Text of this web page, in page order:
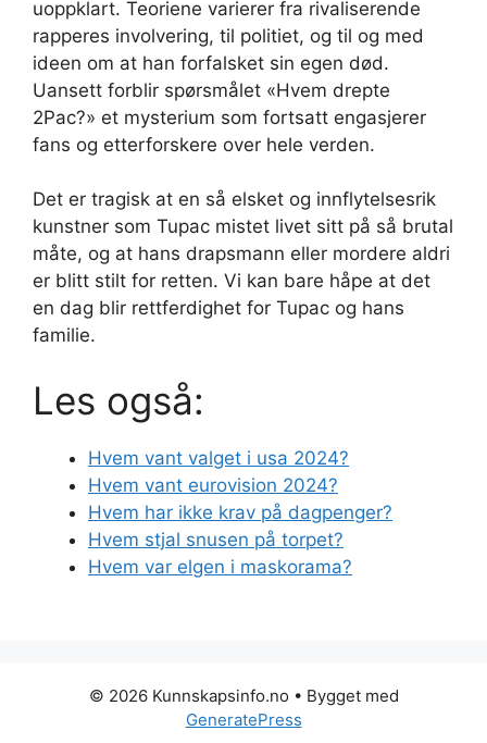
uoppklart. Teoriene varierer fra rivaliserende
rapperes involvering, til politiet, og til og med
ideen om at han forfalsket sin egen død.
Uansett forblir spørsmålet «Hvem drepte
2Pac?» et mysterium som fortsatt engasjerer
fans og etterforskere over hele verden.
Det er tragisk at en så elsket og innflytelsesrik
kunstner som Tupac mistet livet sitt på så brutal
måte, og at hans drapsmann eller mordere aldri
er blitt stilt for retten. Vi kan bare håpe at det
en dag blir rettferdighet for Tupac og hans
familie.
Les også:
Hvem vant valget i usa 2024?
Hvem vant eurovision 2024?
Hvem har ikke krav på dagpenger?
Hvem stjal snusen på torpet?
Hvem var elgen i maskorama?
© 2026 Kunnskapsinfo.no • Bygget med
GeneratePress